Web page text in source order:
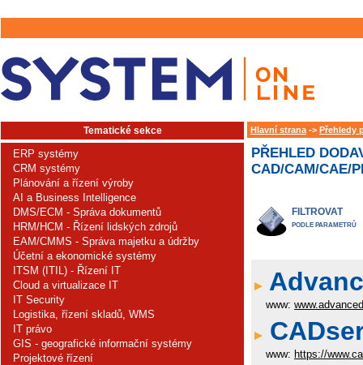
Tematické sekce
ERP systémy
CRM systémy
Plánování a řízení výroby
AI a Business Intelligence
DMS/ECM - Správa dokumentů
HRM/HCM - Řízení lidských zdrojů
EAM/CMMS - Správa majetku a údržby
Účetní a ekonomické systémy
ITSM (ITIL) - Řízení IT
Cloud a virtualizace IT
IT Security
Logistika, řízení skladů, WMS
IT právo
GIS - geografické informační systémy
Projektové řízení
Hlavní strana -> Přehledy
PŘEHLED
CAD/CAM/CAE/
FILTROVAT
PODLE PARAMETRŮ
www:
www: https://